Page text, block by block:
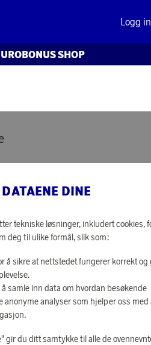
Logg in
SHOP
akkurat nå
DINE
tekniske løsninger, inkludert cookies,
deg til ulike formål, slik som:
å sikre at nettstedet fungerer korrekt og
samle inn data om hvordan besøkende
anonyme analyser som hjelper oss med
gir du ditt samtykke til alle de